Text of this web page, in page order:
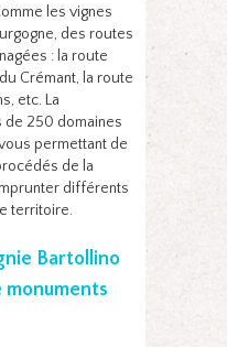
les vignes
des routes
: la route
Crémant, la route
etc. La
de 250 domaines
permettant de
de la
différents
territoire.
Bartollino
monuments